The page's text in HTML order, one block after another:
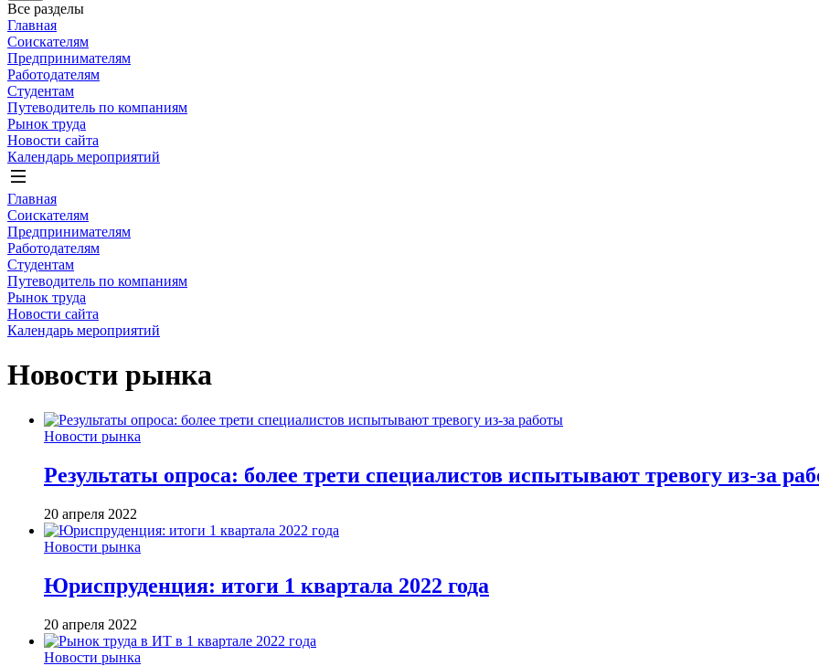
Все разделы
Главная
Соискателям
Предпринимателям
Работодателям
Студентам
Путеводитель по компаниям
Рынок труда
Новости сайта
Календарь мероприятий
Главная
Соискателям
Предпринимателям
Работодателям
Студентам
Путеводитель по компаниям
Рынок труда
Новости сайта
Календарь мероприятий
Новости рынка
Новости рынка
Результаты опроса: более трети специалистов испытывают тревогу из-за
20 апреля 2022
Новости рынка
Юриспруденция: итоги 1 квартала 2022 года
20 апреля 2022
Новости рынка